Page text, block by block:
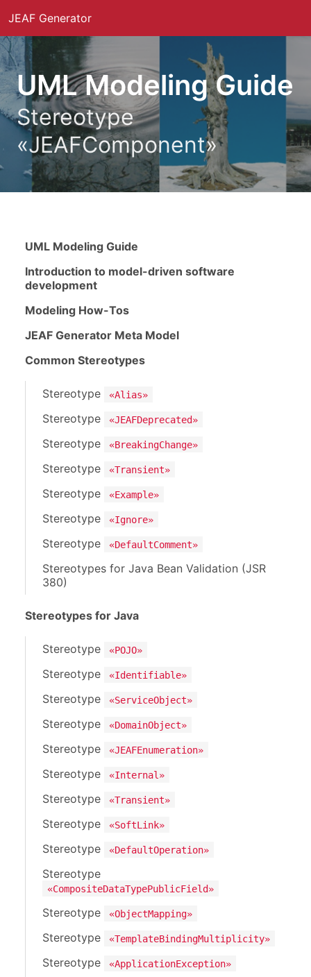
JEAF Generator
UML Modeling Guide
Stereotype
«JEAFComponent»
UML Modeling Guide
Introduction to model-driven software
development
Modeling How-Tos
JEAF Generator Meta Model
Common Stereotypes
Stereotype «Alias»
Stereotype «JEAFDeprecated»
Stereotype «BreakingChange»
Stereotype «Transient»
Stereotype «Example»
Stereotype «Ignore»
Stereotype «DefaultComment»
Stereotypes for Java Bean Validation (JSR
380)
Stereotypes for Java
Stereotype «POJO»
Stereotype «Identifiable»
Stereotype «ServiceObject»
Stereotype «DomainObject»
Stereotype «JEAFEnumeration»
Stereotype «Internal»
Stereotype «Transient»
Stereotype «SoftLink»
Stereotype «DefaultOperation»
Stereotype
«CompositeDataTypePublicField»
Stereotype «ObjectMapping»
Stereotype «TemplateBindingMultiplicity»
Stereotype «ApplicationException»